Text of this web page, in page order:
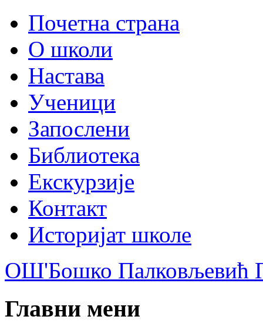
Почетна страна
О школи
Настава
Ученици
Запослени
Библиотека
Екскурзије
Контакт
Историјат школе
ОШ'Бошко Палковљевић
Главни мени